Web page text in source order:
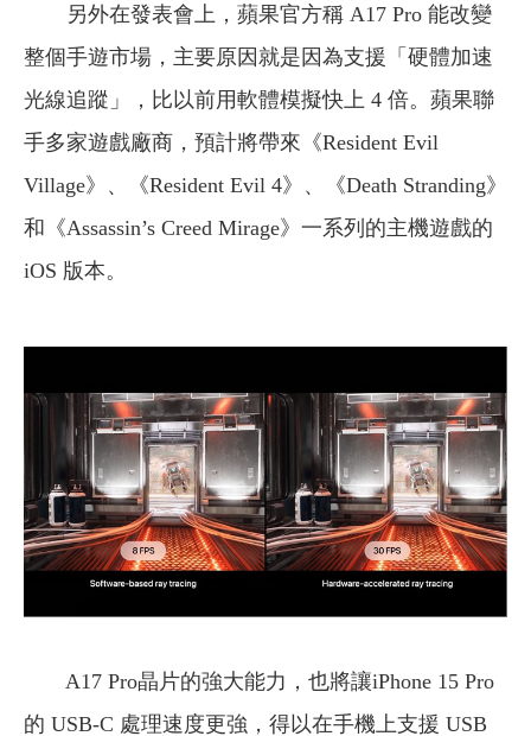
另外在發表會上，蘋果官方稱 A17 Pro 能改變
整個手遊市場，主要原因就是因為支援「硬體加速
光線追蹤」，比以前用軟體模擬快上 4 倍。蘋果聯
手多家遊戲廠商，預計將帶來《Resident Evil
Village》、《Resident Evil 4》、《Death Stranding》
和《Assassin’s Creed Mirage》一系列的主機遊戲的
iOS 版本。
A17 Pro晶片的強大能力，也將讓iPhone 15 Pro
的 USB-C 處理速度更強，得以在手機上支援 USB